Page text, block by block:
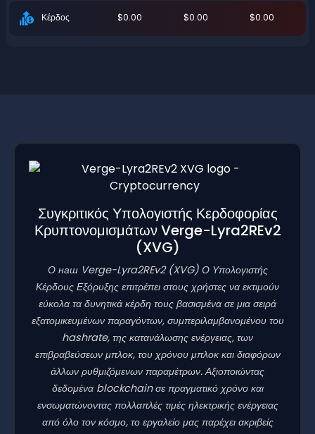
Κέρδος $0.00 $0.00 $0.00
Συγκριτικός Υπολογιστής Κερδοφορίας
Κρυπτονομισμάτων Verge-Lyra2REv2
(XVG)
Ο наш Verge-Lyra2REv2 (XVG)Ο Υπολογιστής
Κέρδους Εξόρυξης επιτρέπει στους χρήστες να εκτιμούν
εύκολα τα δυνητικά κέρδη τους βασισμένα σε μια σειρά
εξατομικευμένων παραγόντων, συμπεριλαμβανομένου του
hashrate, της κατανάλωσης ενέργειας, των
επιβραβεύσεων μπλοκ, του χρόνου μπλοκ και διαφόρων
άλλων ρυθμιζόμενων παραμέτρων. Αξιοποιώντας
δεδομένα blockchain σε πραγματικό χρόνο και
ενσωματώνοντας πολλαπλές τιμές ηλεκτρικής ενέργειας
από όλο τον κόσμο, το εργαλείο μας παρέχει ακριβείς